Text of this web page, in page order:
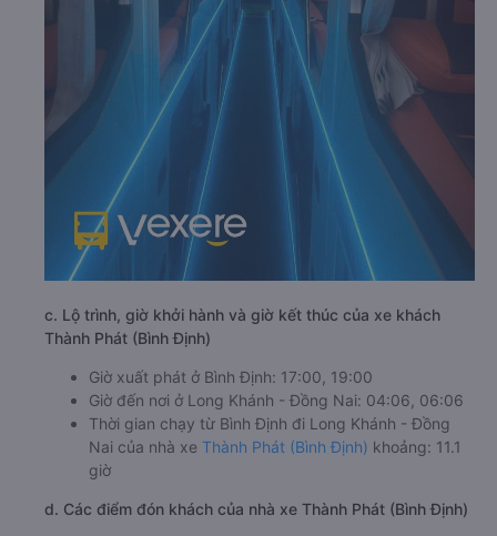
c. Lộ trình, giờ khởi hành và giờ kết thúc của xe khách
Thành Phát (Bình Định)
Giờ xuất phát ở Bình Định: 17:00, 19:00
Giờ đến nơi ở Long Khánh - Đồng Nai: 04:06, 06:06
Thời gian chạy từ Bình Định đi Long Khánh - Đồng
Nai của nhà xe Thành Phát (Bình Định) khoảng: 11.1
giờ
d. Các điểm đón khách của nhà xe Thành Phát (Bình Định)